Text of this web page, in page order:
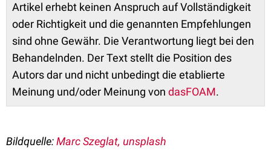
Artikel erhebt keinen Anspruch auf Vollständigkeit
oder Richtigkeit und die genannten Empfehlungen
sind ohne Gewähr. Die Verantwortung liegt bei den
Behandelnden. Der Text stellt die Position des
Autors dar und nicht unbedingt die etablierte
Meinung und/oder Meinung von dasFOAM.
Bildquelle:Marc Szeglat, unsplash